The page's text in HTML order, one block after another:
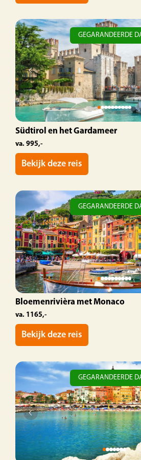
Na het ontbijt beginnen we
naar de opstapplaatsen in
GEGARANDEERDE
Südtirol en het Gardameer
va. 995,-
Bekijk deze reis
GEGARANDEERDE
Bloemenrivièra met Monaco
va. 1165,-
Bekijk deze reis
GEGARANDEERDE